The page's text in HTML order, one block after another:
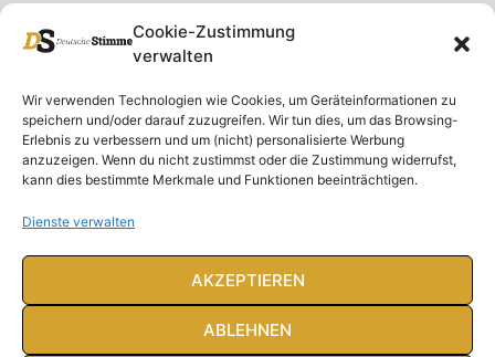
Cookie-Zustimmung
verwalten
Wir verwenden Technologien wie Cookies, um Geräteinformationen zu
speichern und/oder darauf zuzugreifen. Wir tun dies, um das Browsing-
Erlebnis zu verbessern und um (nicht) personalisierte Werbung
anzuzeigen. Wenn du nicht zustimmst oder die Zustimmung widerrufst,
kann dies bestimmte Merkmale und Funktionen beeinträchtigen.
Dienste verwalten
AKZEPTIEREN
ABLEHNEN
Unser Magazin
Spenden
Ausgaben
Abonnieren
Rubriken
Deutschland
Ausland
Feuilleton
Rechtliches
Rechtliche Hinweise
Impressum
Datenschutzerklärung